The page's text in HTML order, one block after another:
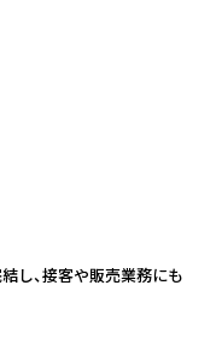
し、接客や販売業務にも